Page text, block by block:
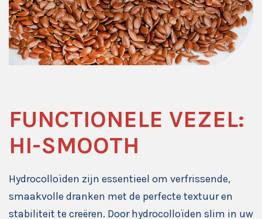
FUNCTIONELE VEZEL:
HI-SMOOTH
Hydrocolloïden zijn essentieel om verfrissende,
smaakvolle dranken met de perfecte textuur en
stabiliteit te creëren. Door hydrocolloïden slim in uw